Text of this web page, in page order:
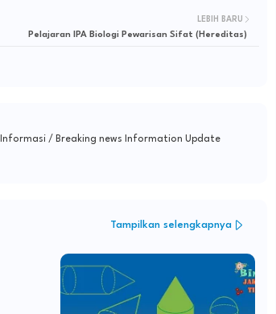
LEBIH BARU
Pelajaran IPA Biologi Pewarisan Sifat (Hereditas)
/ Breaking news Information Update
Tampilkan selengkapnya